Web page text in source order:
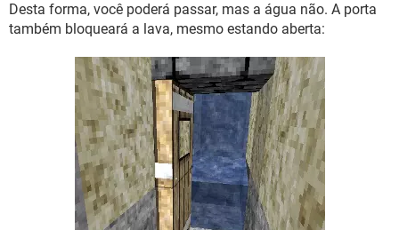
Desta forma, você poderá passar, mas a água não. A porta
também bloqueará a lava, mesmo estando aberta: